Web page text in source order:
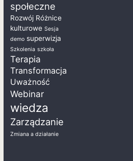
społeczne
Rozwój Różnice
kulturowe Sesja
demo superwizja
Szkolenia szkoła
Terapia
Transformacja
Uważność
Webinar
wiedza
Zarządzanie
Zmiana a działanie